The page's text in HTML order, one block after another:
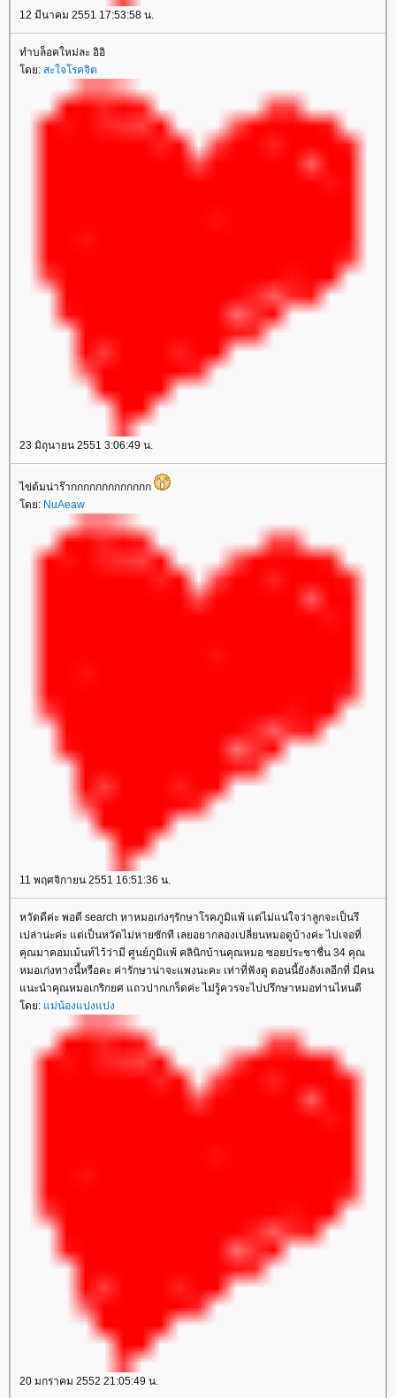
12 มีนาคม 2551 17:53:58 น.
ทำบล็อคใหม่ละ อิอิ
ดย: สะใจโรคจิต
23 มิถุนายน 2551 3:06:49 น.
ไข่ต้มน่าร๊ากกกกกกกกกกกกก
ดย: NuAeaw
11 พฤศจิกายน 2551 16:51:36 น.
หวัดดีค่ะ พอดี search หาหมอเก่งๆรักษาโรคภูมิแพ้ แต่ไม่แน่ใจว่าลูกจะเป็นรึ
เปล่าน่ะค่ะ แต่เป็นหวัดไม่หายซักที เลยอยากลองเปลี่ยนหมอดูบ้างค่ะ ไปเจอที่
คุณมาคอมเม้นท์ไว้ว่ามี ศูนย์ภูมิแพ้ คลินิกบ้านคุณหมอ ซอยประชาชื่น 34 คุณ
หมอเก่งทางนี้หรือคะ ค่ารักษาน่าจะแพงนะคะ เท่าที่ฟังดู ตอนนี้ยังลังเลอีกที่ มีคน
นะนำคุณหมอเกริกยศ แถวปากเกร็ดค่ะ ไม่รู้ควรจะไปปรึกษาหมอท่านไหนดี
ดย: ม่น้องแปงแปง
20 มกราคม 2552 21:05:49 น.